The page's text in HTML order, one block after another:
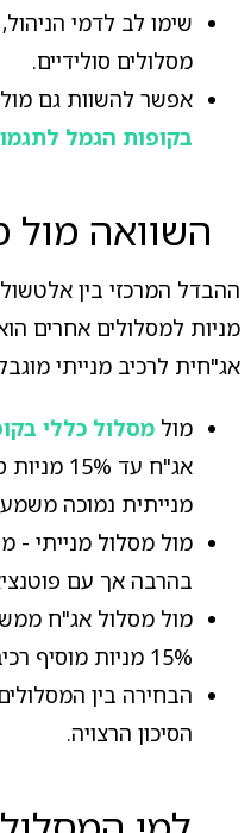
שימו לב לדמי
מסלולים סולידיים.
אפשר להשוות גם מול
בקופות הגמל
השוואה מול
מניות למסלולים אחרים
אג"חית לרכיב מנייתי
מול מסלול כללי
אג"ח עד
מנייתית נמוכה
בהרבה אך עם
מול מסלול אג"ח
15% מניות מוסיף רכיב צמיחה מנייתי מתון.
הבחירה בין
הסיכון הרצויה.